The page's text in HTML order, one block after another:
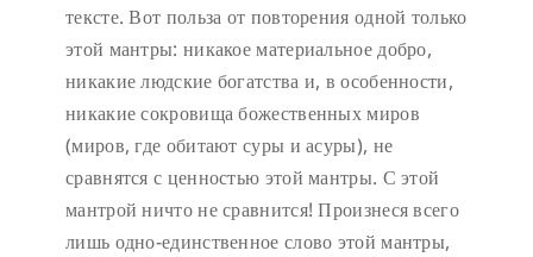
тексте. Вот польза от повторения одной только
этой мантры: никакое материальное добро,
никакие людские богатства и, в особенности,
никакие сокровища божественных миров
(миров, где обитают суры и асуры), не
сравнятся с ценностью этой мантры. С этой
мантрой ничто не сравнится! Произнеся всего
лишь одно-единственное слово этой мантры,